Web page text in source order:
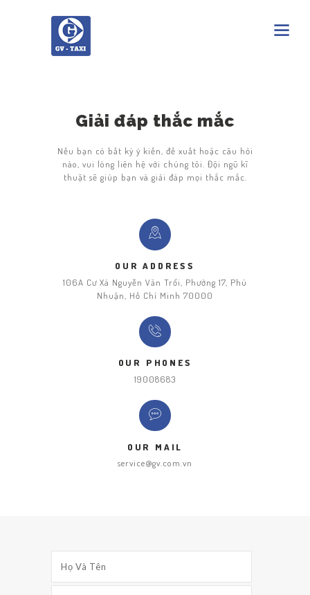
Giải đáp thắc mắc
Nếu bạn có bất kỳ ý kiến, đề xuất hoặc câu hỏi
nào, vui lòng liên hệ với chúng tôi. Đội ngũ kĩ
thuật sẽ giúp bạn và giải đáp mọi thắc mắc.
OUR ADDRESS
106A Cư Xá Nguyễn Văn Trổi, Phường 17, Phú
Nhuận, Hồ Chí Minh 70000
OUR PHONES
19008683
OUR MAIL
service@gv.com.vn